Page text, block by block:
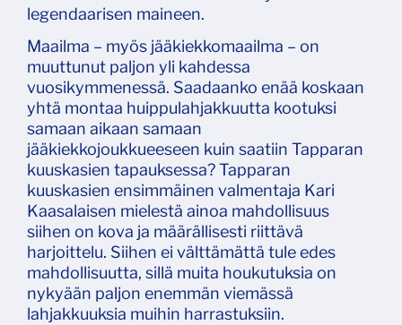
legendaarisen maineen.
Maailma – myös jääkiekkomaailma – on
muuttunut paljon yli kahdessa
vuosikymmenessä. Saadaanko enää koskaan
yhtä montaa huippulahjakkuutta kootuksi
samaan aikaan samaan
jääkiekkojoukkueeseen kuin saatiin Tapparan
kuuskasien tapauksessa? Tapparan
kuuskasien ensimmäinen valmentaja Kari
Kaasalaisen mielestä ainoa mahdollisuus
siihen on kova ja määrällisesti riittävä
harjoittelu. Siihen ei välttämättä tule edes
mahdollisuutta, sillä muita houkutuksia on
nykyään paljon enemmän viemässä
lahjakkuuksia muihin harrastuksiin.